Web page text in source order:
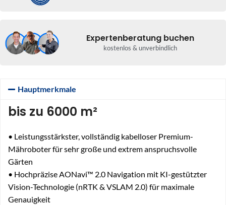
Expertenberatung buchen
kostenlos & unverbindlich
Hauptmerkmale
bis zu 6000 m²
• Leistungsstärkster, vollständig kabelloser Premium-
Mähroboter für sehr große und extrem anspruchsvolle
Gärten
• Hochpräzise AONavi™ 2.0 Navigation mit KI-gestützter
Vision-Technologie (nRTK & VSLAM 2.0) für maximale
Genauigkeit